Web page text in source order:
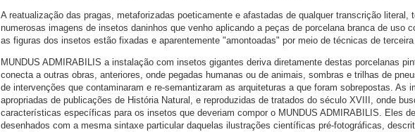
A reatualização das pragas, metaforizadas poeticamente e afastadas de qualquer transcrição literal,
numerosas imagens de insetos daninhos que venho aplicando a peças de porcelana branca de uso
as figuras dos insetos estão fixadas e aparentemente "amontoadas" por meio de técnicas de
MUNDUS ADMIRABILIS a instalação com insetos gigantes deriva diretamente destas porcelanas
conecta a outras obras, anteriores, onde pegadas humanas ou de animais, sombras e trilhas de
de intervenções que contaminaram e re-semantizaram as arquiteturas a que foram sobrepostas. As
apropriadas de publicações de História Natural, e reproduzidas de tratados do século XVIII, onde
características específicas para os insetos que deveriam compor o MUNDUS ADMIRABILIS. Eles
desenhados com a mesma sintaxe particular daquelas ilustrações científicas pré-fotográficas,